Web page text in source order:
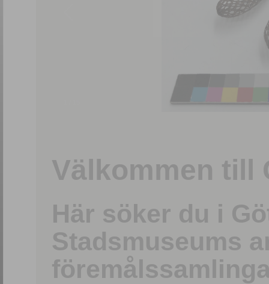
Välkommen till
Här söker du i
Stadsmuseums